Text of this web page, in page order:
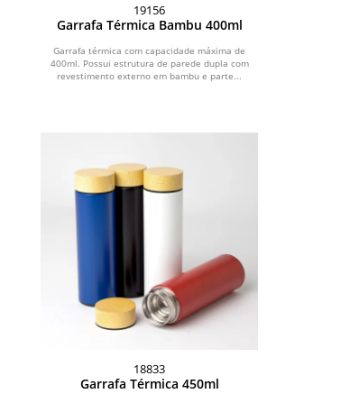
19156
Garrafa Térmica Bambu 400ml
Garrafa térmica com capacidade máxima de
400ml. Possui estrutura de parede dupla com
revestimento externo em bambu e parte...
18833
Garrafa Térmica 450ml